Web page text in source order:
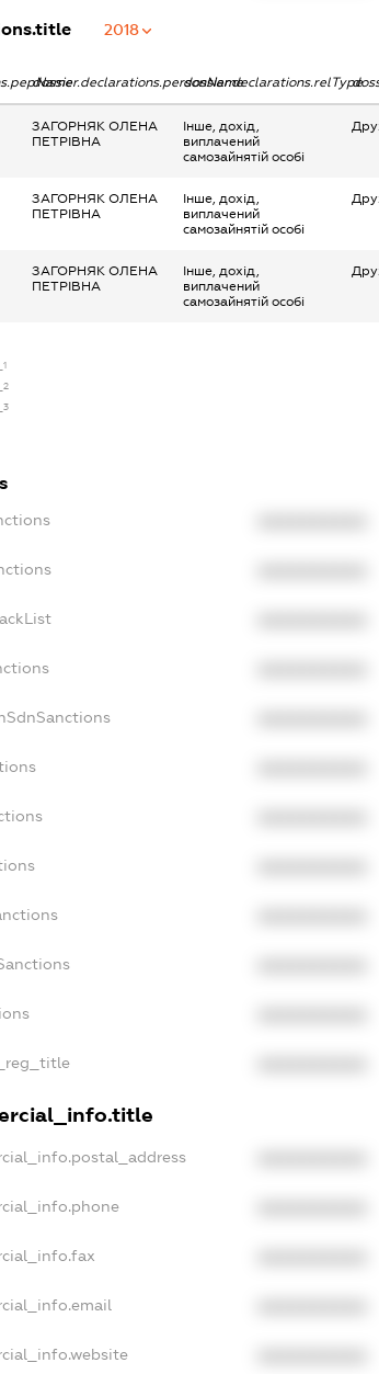
2018
dossier.declarations.personNamedossier.declarations.relType
ЗАГОРНЯК ОЛЕНА
ПЕТРІВНА
Інше, дохід,
виплачений
самозайнятій особі
ЗАГОРНЯК ОЛЕНА
ПЕТРІВНА
Інше, дохід,
виплачений
самозайнятій особі
ЗАГОРНЯК ОЛЕНА
ПЕТРІВНА
Інше, дохід,
виплачений
самозайнятій особі